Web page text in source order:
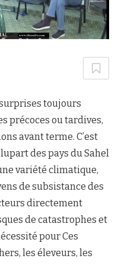
toujours
précoces ou tardives,
avant terme. C’est
des pays du Sahel
variété climatique,
de subsistance des
directement
de catastrophes et
pour Ces
les éleveurs, les